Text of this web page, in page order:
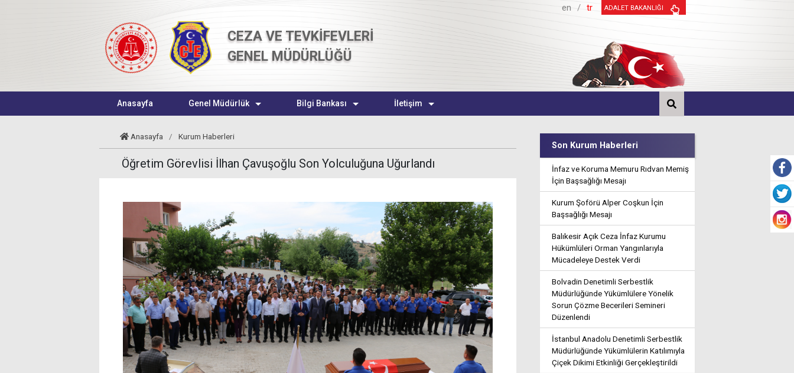
CEZA VE TEVKİFEVLERİ
GENEL MÜDÜRLÜĞÜ
en / tr ADALET BAKANLIĞI
Anasayfa Genel Müdürlük Bilgi Bankası İletişim
Anasayfa / Kurum Haberleri
Öğretim Görevlisi İlhan Çavuşoğlu Son Yolculuğuna Uğurlandı
Son Kurum Haberleri
İnfaz ve Koruma Memuru Rıdvan Memiş
İçin Başsağlığı Mesajı
Kurum Şoförü Alper Coşkun İçin
Başsağlığı Mesajı
Balıkesir Açık Ceza İnfaz Kurumu
Hükümlüleri Orman Yangınlarıyla
Mücadeleye Destek Verdi
Bolvadin Denetimli Serbestlik
Müdürlüğünde Yükümlülere Yönelik
Sorun Çözme Becerileri Semineri
Düzenlendi
İstanbul Anadolu Denetimli Serbestlik
Müdürlüğünde Yükümlülerin Katılımıyla
Çiçek Dikimi Etkinliği Gerçekleştirildi